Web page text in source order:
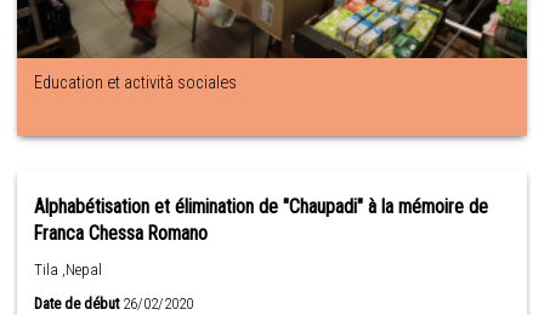
Education et actività sociales
Alphabétisation et élimination de "Chaupadi" à la mémoire de
Franca Chessa Romano
Tila ,Nepal
Date de début26/02/2020